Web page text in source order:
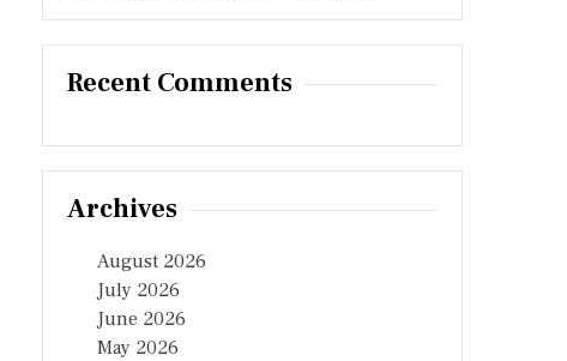
Recent Comments
Archives
August 2026
July 2026
June 2026
May 2026